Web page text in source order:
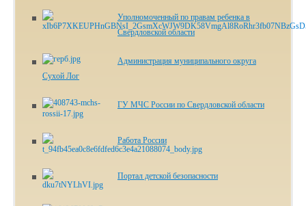
Уполномоченный по правам ребенка в
Свердловской области
Администрация муниципального округа
Сухой Лог
ГУ МЧС России по Свердловской области
Работа России
Портал детской безопасности